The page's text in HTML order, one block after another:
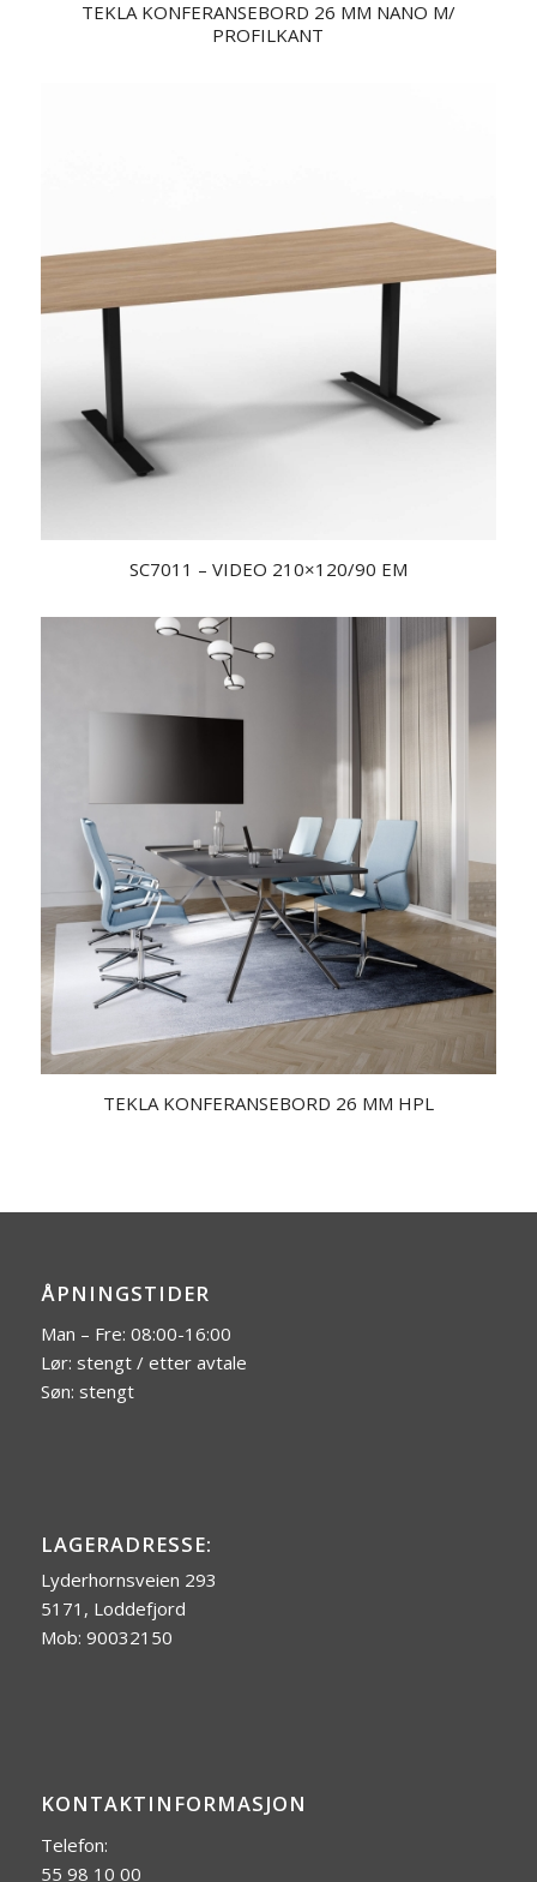
TEKLA KONFERANSEBORD 26 MM NANO M/
PROFILKANT
SC7011 – VIDEO 210×120/90 EM
TEKLA KONFERANSEBORD 26 MM HPL
ÅPNINGSTIDER
Man – Fre: 08:00-16:00
Lør: stengt / etter avtale
Søn: stengt
LAGERADRESSE:
Lyderhornsveien 293
5171, Loddefjord
Mob: 90032150
KONTAKTINFORMASJON
Telefon:
55 98 10 00